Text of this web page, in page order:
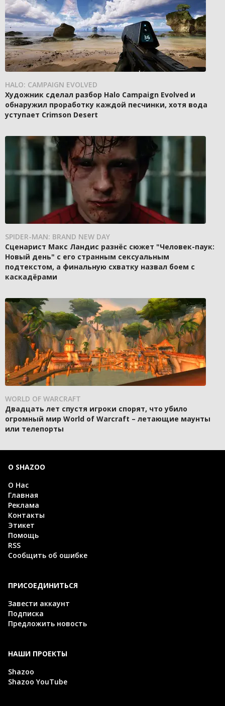
HALO: CAMPAIGN EVOLVED
Художник сделал разбор Halo Campaign Evolved и
обнаружил проработку каждой песчинки, хотя вода
уступает Crimson Desert
SPIDER-MAN: BRAND NEW DAY
Сценарист Макс Ландис разнёс сюжет "Человек-паук:
Новый день" с его странным сексуальным
подтекстом, а финальную схватку назвал боем с
каскадёрами
WORLD OF WARCRAFT
Двадцать лет спустя игроки спорят, что убило
огромный мир World of Warcraft – летающие маунты
или телепорты
О SHAZOO
О Нас
Главная
Реклама
Контакты
Этикет
Помощь
RSS
Сообщить об ошибке
ПРИСОЕДИНИТЬСЯ
Завести аккаунт
Подписка
Предложить новость
НАШИ ПРОЕКТЫ
Shazoo
Shazoo YouTube